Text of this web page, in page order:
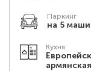
Паркинг
на 5
Кухня
армянская